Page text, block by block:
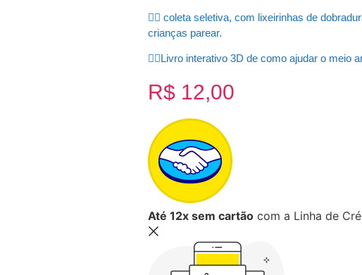
👉🏼 coleta seletiva, com lixeirinhas de
crianças parear.
👉🏼Livro interativo 3D de como ajudar o meio
R$ 12,00
Até 12x sem cartão com a Linha de